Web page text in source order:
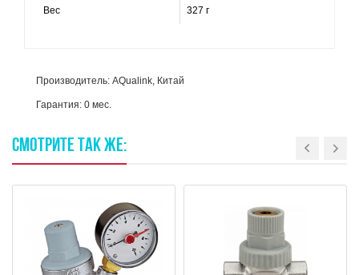
Вес 327 г
Производитель: AQualink, Китай
Гарантия: 0 мес.
СМОТРИТЕ ТАКЖЕ: